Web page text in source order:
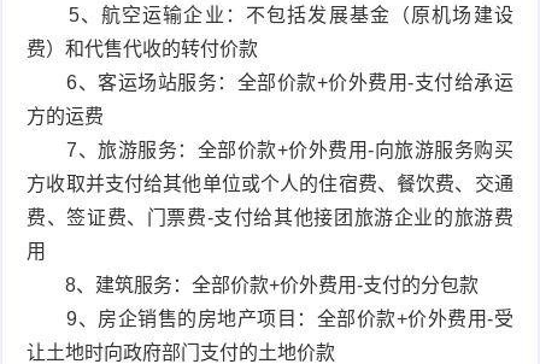
5、航空运输企业：不包括发展基金（原机场建设
费）和代售代收的转付价款
6、客运场站服务：全部价款+价外费用-支付给承运
方的运费
7、旅游服务：全部价款+价外费用-向旅游服务购买
方收取并支付给其他单位或个人的住宿费、餐饮费、交通
费、签证费、门票费-支付给其他接团旅游企业的旅游费
用
8、建筑服务：全部价款+价外费用-支付的分包款
9、房企销售的房地产项目：全部价款+价外费用-受
让土地时向政府部门支付的土地价款